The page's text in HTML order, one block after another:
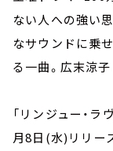
ない人への強い
なサウンドに乗
る一曲。広末涼
「リンジュー・
月8日(水)リリー